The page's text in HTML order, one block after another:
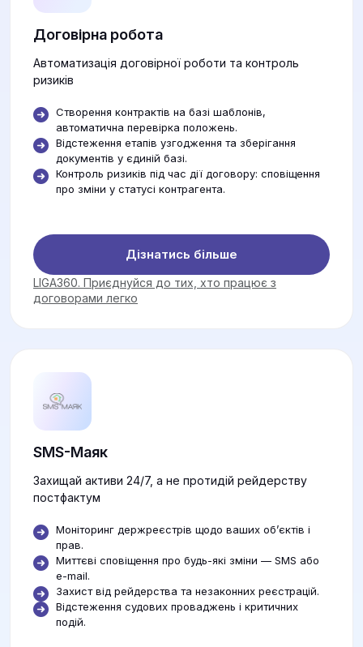
Договірна робота
Автоматизація договірної роботи та контроль
ризиків
Створення контрактів на базі шаблонів,
автоматична перевірка положень.
Відстеження етапів узгодження та зберігання
документів у єдиній базі.
Контроль ризиків під час дії договору: сповіщення
про зміни у статусі контрагента.
Дізнатись більше
LIGA360. Приєднуйся до тих, хто працює з
договорами легко
SMS-Маяк
Захищай активи 24/7, а не протидій рейдерству
постфактум
Моніторинг держреєстрів щодо ваших об’єктів і
прав.
Миттєві сповіщення про будь-які зміни — SMS або
e-mail.
Захист від рейдерства та незаконних реєстрацій.
Відстеження судових проваджень і критичних
подій.